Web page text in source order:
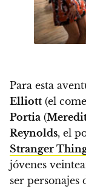
Para esta
Elliott (el
Portia (
Reynolds, el
Stranger
jóvenes
ser personajes